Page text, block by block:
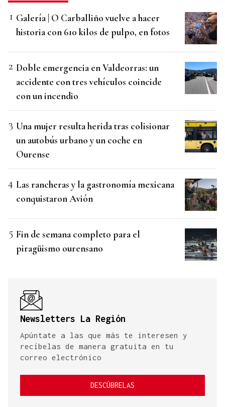
Galería | O Carballiño vuelve a hacer
historia con 610 kilos de pulpo, en fotos
Doble emergencia en Valdeorras: un
accidente con tres vehículos coincide
con un incendio
Una mujer resulta herida tras colisionar
un autobús urbano y un coche en
Ourense
Las rancheras y la gastronomía mexicana
conquistaron Avión
Fin de semana completo para el
piragüismo ourensano
Newsletters La Región
Apúntate a las que más te interesen y
recíbelas de manera gratuita en tu
correo electrónico
DESCÚBRELAS